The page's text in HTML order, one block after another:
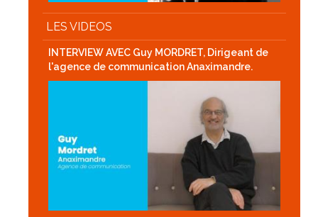
LES VIDEOS
INTERVIEW AVEC Guy MORDRET, Dirigeant de
l'agence de communication Anaximandre.